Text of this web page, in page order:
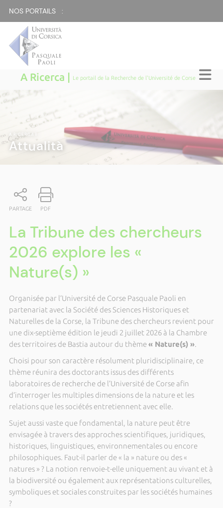
NOS PORTAILS :
A Ricerca | Le portail de la Recherche de l'Université de Corse
A RICERCA
Attualità
PARTAGE PDF
La Tribune des chercheurs
2026 explore les «
Nature(s) »
Organisée par l’Université de Corse Pasquale Paoli en
partenariat avec la Société des Sciences Historiques et
Naturelles de la Corse, la Tribune des chercheurs revient pour
une dix-septième édition le jeudi 2 juillet 2026 à la Chambre
des territoires de Bastia autour du thème« Nature(s) ».
Choisi pour son caractère résolument pluridisciplinaire, ce
thème réunira des doctorants issus des différents
laboratoires de recherche de l’Université de Corse afin
d’interroger les multiples dimensions de la nature et les
relations que les sociétés entretiennent avec elle.
Sujet aussi vaste que fondamental, la nature peut être
envisagée à travers des approches scientifiques, juridiques,
historiques, linguistiques, environnementales ou encore
philosophiques. Faut-il parler de « la » nature ou des «
natures » ? La notion renvoie-t-elle uniquement au vivant et à
la biodiversité ou également aux représentations culturelles,
symboliques et sociales construites par les sociétés humaines
?